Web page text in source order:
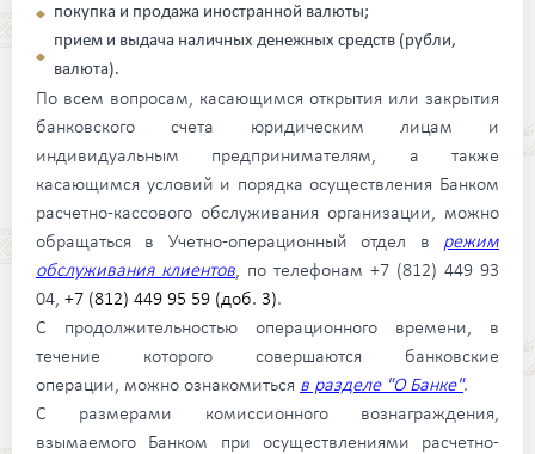
покупка и продажа иностранной валюты;
прием и выдача наличных денежных средств (рубли,
валюта).
По всем вопросам, касающимся открытия или закрытия
банковского счета юридическим лицам и
индивидуальным предпринимателям, а также
касающимся условий и порядка осуществления Банком
расчетно-кассового обслуживания организации, можно
обращаться в Учетно-операционный отдел в режим
обслуживания клиентов, по телефонам +7 (812) 449 93
04, +7 (812) 449 95 59 (доб. 3).
С продолжительностью операционного времени, в
течение которого совершаются банковские
операции, можно ознакомиться в разделе "О Банке".
С размерами комиссионного вознаграждения,
взымаемого Банком при осуществлениями расчетно-